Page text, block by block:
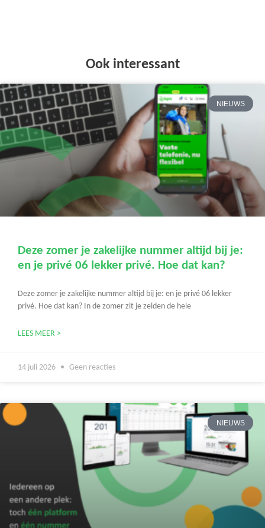
Ook interessant
NIEUWS
Deze zomer je zakelijke nummer altijd bij je:
en je privé 06 lekker privé. Hoe dat kan?
Deze zomer je zakelijke nummer altijd bij je: en je privé 06 lekker
privé. Hoe dat kan? In de zomer zit je zelden de hele
LEES MEER >
14 juli 2026 Geen reacties
NIEUWS